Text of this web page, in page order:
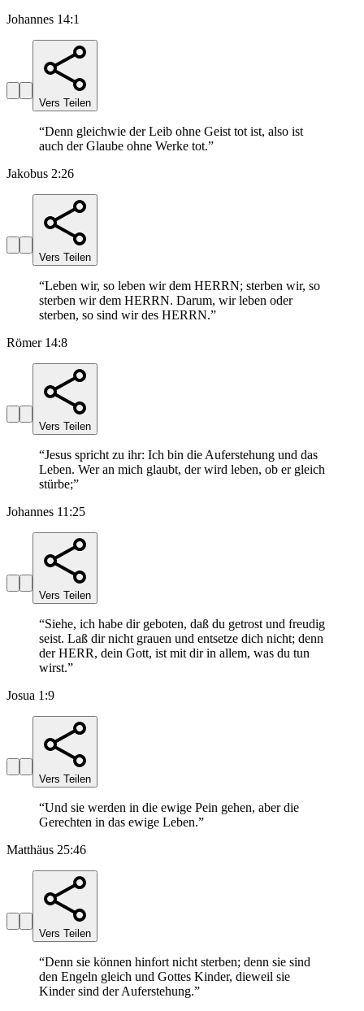
Johannes 14:1
Vers Teilen
“Denn gleichwie der Leib ohne Geist tot ist, also ist
auch der Glaube ohne Werke tot.”
Jakobus 2:26
Vers Teilen
“Leben wir, so leben wir dem HERRN; sterben wir, so
sterben wir dem HERRN. Darum, wir leben oder
sterben, so sind wir des HERRN.”
Römer 14:8
Vers Teilen
“Jesus spricht zu ihr: Ich bin die Auferstehung und das
Leben. Wer an mich glaubt, der wird leben, ob er gleich
stürbe;”
Johannes 11:25
Vers Teilen
“Siehe, ich habe dir geboten, daß du getrost und freudig
seist. Laß dir nicht grauen und entsetze dich nicht; denn
der HERR, dein Gott, ist mit dir in allem, was du tun
wirst.”
Josua 1:9
Vers Teilen
“Und sie werden in die ewige Pein gehen, aber die
Gerechten in das ewige Leben.”
Matthäus 25:46
Vers Teilen
“Denn sie können hinfort nicht sterben; denn sie sind
den Engeln gleich und Gottes Kinder, dieweil sie
Kinder sind der Auferstehung.”